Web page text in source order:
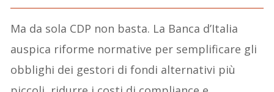
Ma da sola CDP non basta. La Banca d’Italia
auspica riforme normative per semplificare gli
obblighi dei gestori di fondi alternativi più